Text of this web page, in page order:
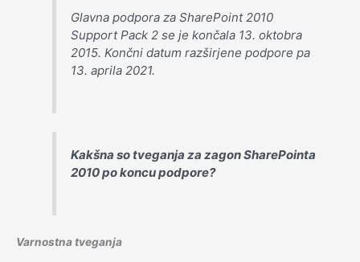
Glavna podpora za SharePoint 2010
Support Pack 2 se je končala 13. oktobra
2015. Končni datum razširjene podpore pa
13. aprila 2021.
Kakšna so tveganja za zagon SharePointa
2010 po koncu podpore?
Varnostna tveganja